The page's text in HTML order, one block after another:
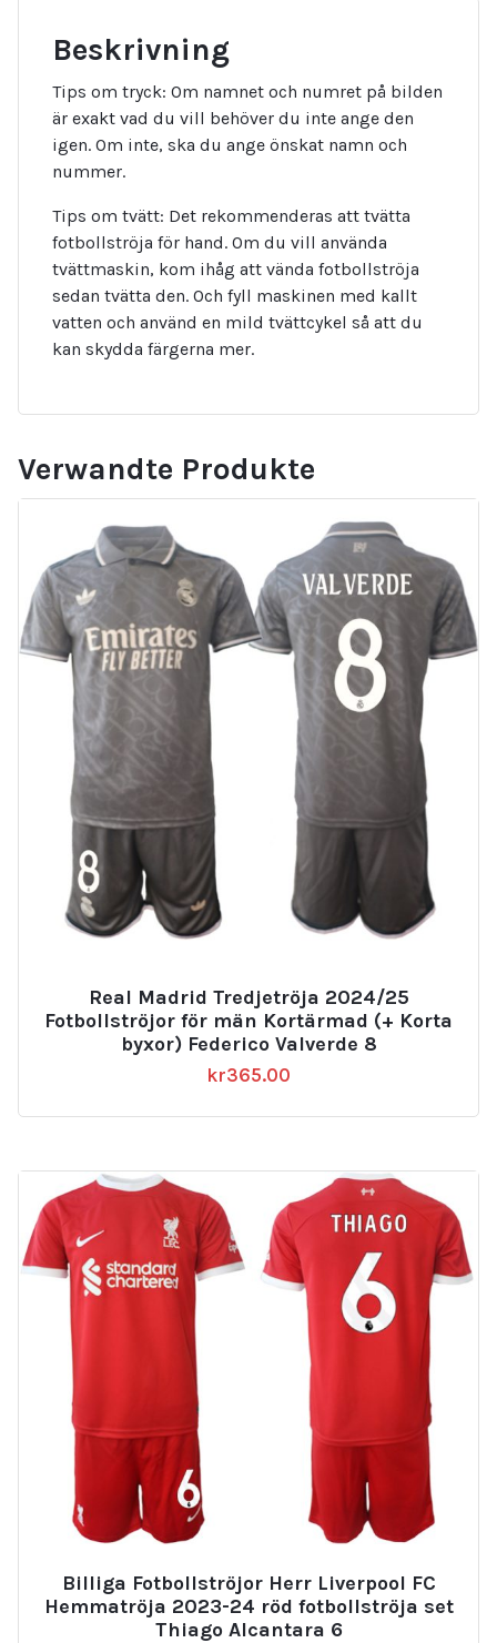
Beskrivning
Tips om tryck: Om namnet och numret på bilden
är exakt vad du vill behöver du inte ange den
igen. Om inte, ska du ange önskat namn och
nummer.
Tips om tvätt: Det rekommenderas att tvätta
fotbollströja för hand. Om du vill använda
tvättmaskin, kom ihåg att vända fotbollströja
sedan tvätta den. Och fyll maskinen med kallt
vatten och använd en mild tvättcykel så att du
kan skydda färgerna mer.
Verwandte Produkte
Real Madrid Tredjetröja 2024/25
Fotbollströjor för män Kortärmad (+ Korta
byxor) Federico Valverde 8
kr365.00
Billiga Fotbollströjor Herr Liverpool FC
Hemmatröja 2023-24 röd fotbollströja set
Thiago Alcantara 6